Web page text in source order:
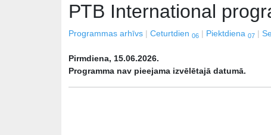
РТB International
Programmas arhīvs
Ceturtdien 06 Piektdiena 07
Pirmdiena, 15.06.2026.
Programma nav pieejama izvēlētajā datumā.